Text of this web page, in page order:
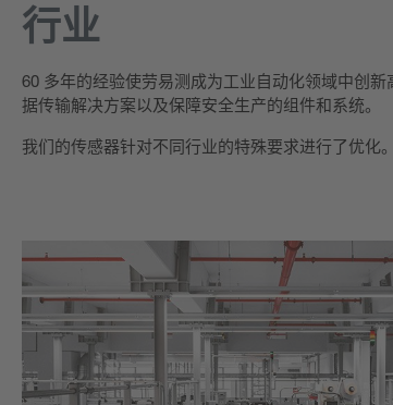
行业
60 多年的经验使劳易测成为工业自动化领域中创
据传输解决方案以及保障安全生产的组件和系统。
我们的传感器针对不同行业的特殊要求进行了优化